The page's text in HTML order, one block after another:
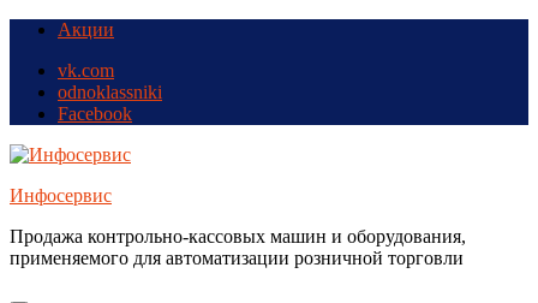
Skip
navigation
Skip
content
Акции
vk.com
odnoklassniki
Facebook
Инфосервис
Продажа контрольно-кассовых машин и оборудования,
применяемого для автоматизации розничной торговли